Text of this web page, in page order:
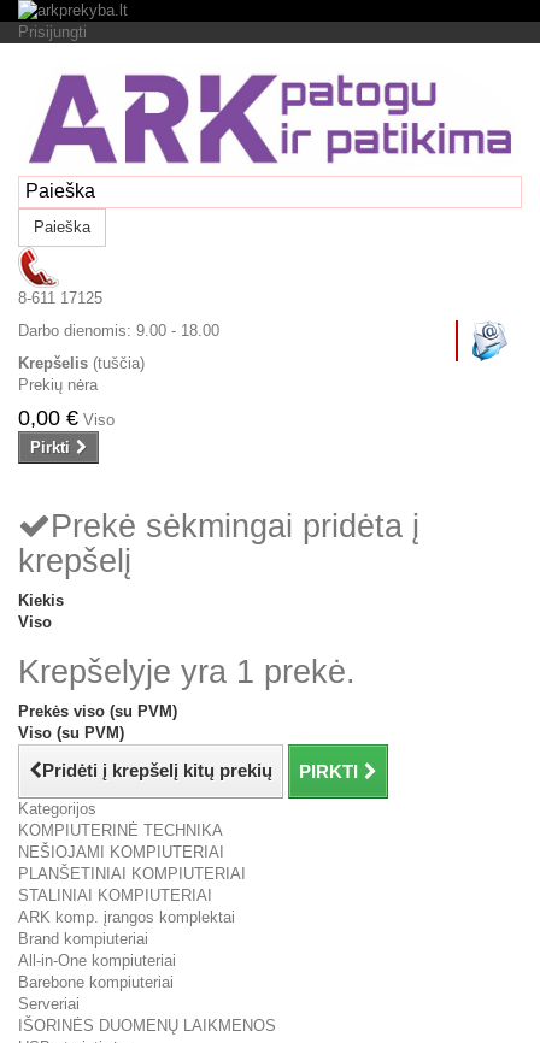
Prisijungti
Paieška
8-611 17125
Darbo dienomis: 9.00 - 18.00
Krepšelis (tuščia)
Prekių nėra
0,00 € Viso
Pirkti
Prekė sėkmingai pridėta į
krepšelį
Kiekis
Viso
Krepšelyje yra 1 prekė.
Prekės viso (su PVM)
Viso (su PVM)
Pridėti į krepšelį kitų prekių PIRKTI
Kategorijos
KOMPIUTERINĖ TECHNIKA
NEŠIOJAMI KOMPIUTERIAI
PLANŠETINIAI KOMPIUTERIAI
STALINIAI KOMPIUTERIAI
ARK komp. įrangos komplektai
Brand kompiuteriai
All-in-One kompiuteriai
Barebone kompiuteriai
Serveriai
IŠORINĖS DUOMENŲ LAIKMENOS